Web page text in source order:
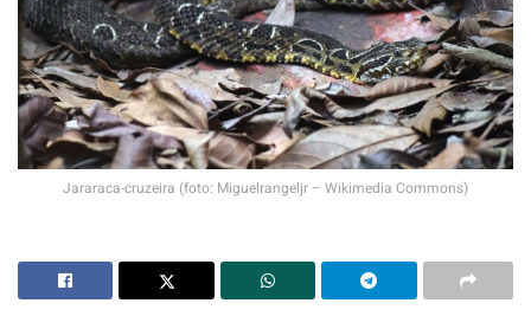
Jararaca-cruzeira (foto: Miguelrangeljr – Wikimedia Commons)